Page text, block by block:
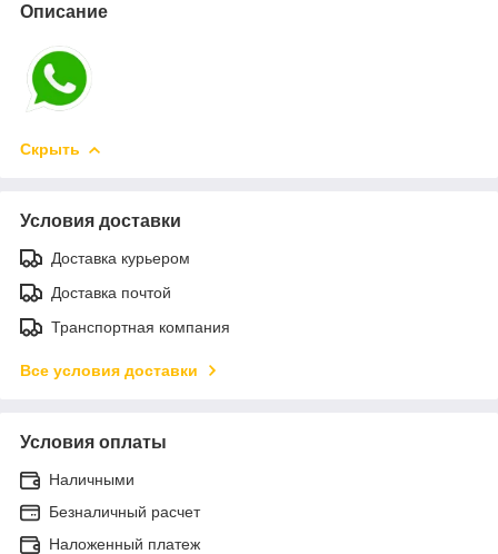
Описание
Скрыть
Условия доставки
Доставка курьером
Доставка почтой
Транспортная компания
Все условия доставки
Условия оплаты
Наличными
Безналичный расчет
Наложенный платеж